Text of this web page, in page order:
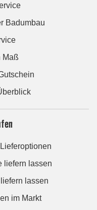
Badumbau
Maß
liefern lassen
lassen
im Markt